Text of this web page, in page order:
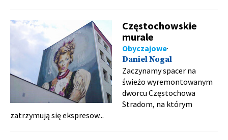
Częstochowskie
murale
Obyczajowe
Daniel Nogal
Zaczynamy spacer na
świeżo wyremontowanym
dworcu Częstochowa
Stradom, na którym
zatrzymują się ekspresow...